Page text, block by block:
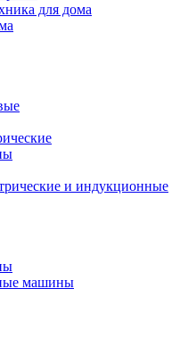
для дома
и индукционные
машины